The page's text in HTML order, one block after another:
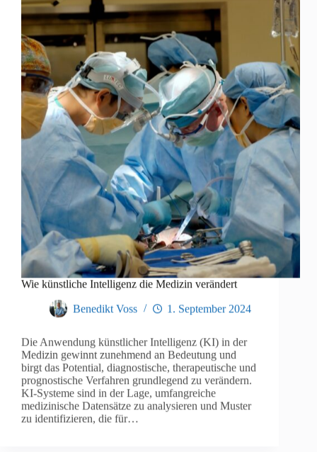
Wie künstliche Intelligenz die Medizin verändert
Benedikt Voss 1. September 2024
Die Anwendung künstlicher Intelligenz (KI) in der
Medizin gewinnt zunehmend an Bedeutung und
birgt das Potential, diagnostische, therapeutische und
prognostische Verfahren grundlegend zu verändern.
KI-Systeme sind in der Lage, umfangreiche
medizinische Datensätze zu analysieren und Muster
zu identifizieren, die für…